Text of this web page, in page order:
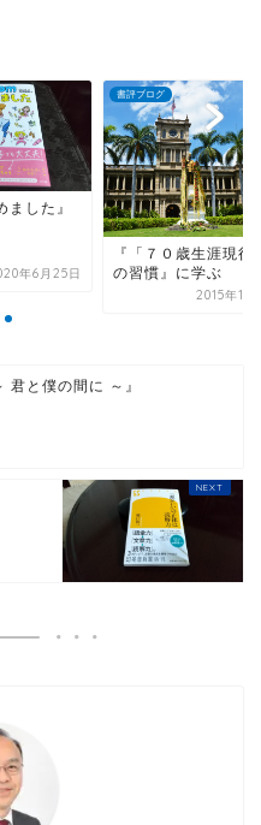
ました』
年6月25日
書評ブログ
『「７０歳生涯現役
の習慣』に学ぶ
2015年11
君と僕の間に ～』